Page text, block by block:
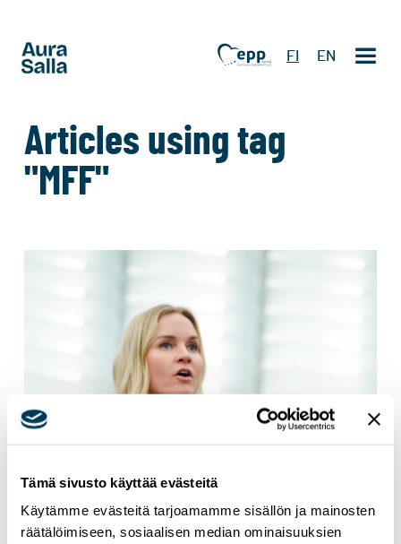
Tämä sivusto käyttää evästeitä
Käytämme evästeitä tarjoamamme sisällön ja mainosten
räätälöimiseen, sosiaalisen median ominaisuuksien
FI EN
Articles using tag
"MFF"